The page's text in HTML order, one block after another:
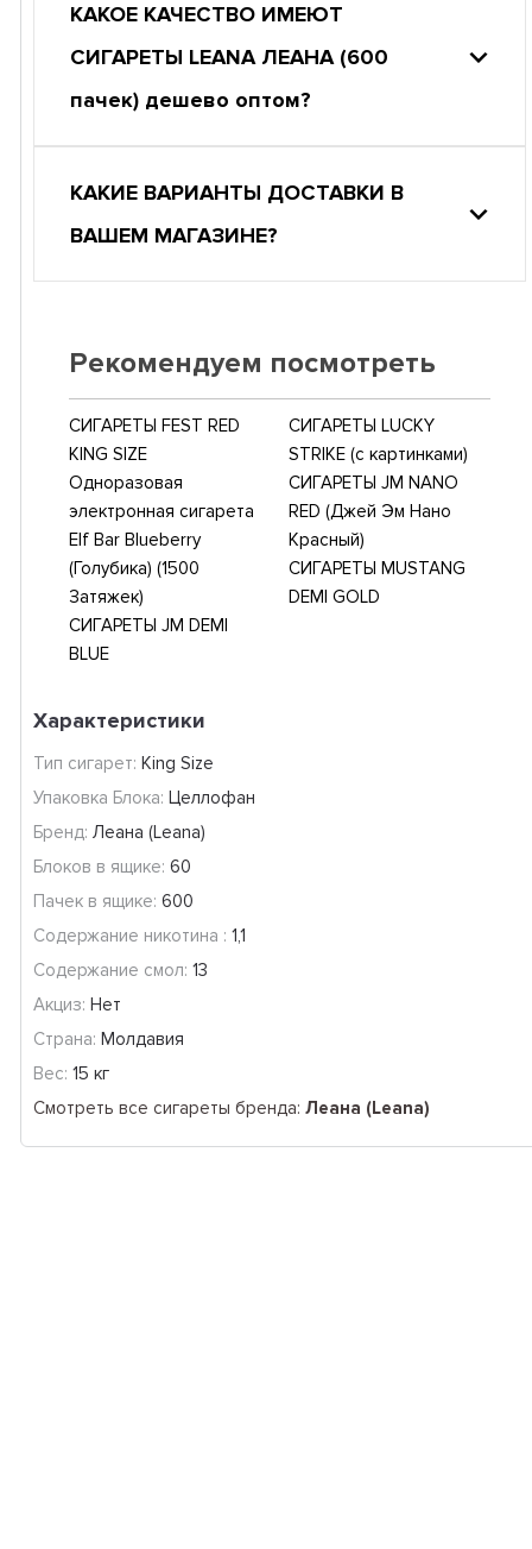
КАКОЕ КАЧЕСТВО ИМЕЮТ
СИГАРЕТЫ LEANA ЛЕАНА (600
пачек) дешево оптом?
КАКИЕ ВАРИАНТЫ ДОСТАВКИ В
ВАШЕМ МАГАЗИНЕ?
Рекомендуем посмотреть
СИГАРЕТЫ FEST RED
KING SIZE
Одноразовая
электронная сигарета
Elf Bar Blueberry
(Голубика) (1500
Затяжек)
СИГАРЕТЫ JM DEMI
BLUE
СИГАРЕТЫ LUCKY
STRIKE (с картинками)
СИГАРЕТЫ JM NANO
RED (Джей Эм Нано
Красный)
СИГАРЕТЫ MUSTANG
DEMI GOLD
Характеристики
Тип сигарет: King Size
Упаковка Блока: Целлофан
Бренд: Леана (Leana)
Блоков в ящике: 60
Пачек в ящике: 600
Содержание никотина : 1,1
Содержание смол: 13
Акциз: Нет
Страна: Молдавия
Вес: 15 кг
Смотреть все сигареты бренда: Леана (Leana)